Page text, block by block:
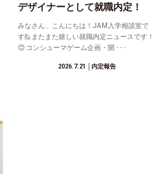
デザイナーとして就職内定！
みなさん、こんにちは！JAM入学相談室で
す🙋またまた嬉しい就職内定ニュースです！
😊 コンシューマゲーム企画・開 ･･･
2026.7.21 │内定報告